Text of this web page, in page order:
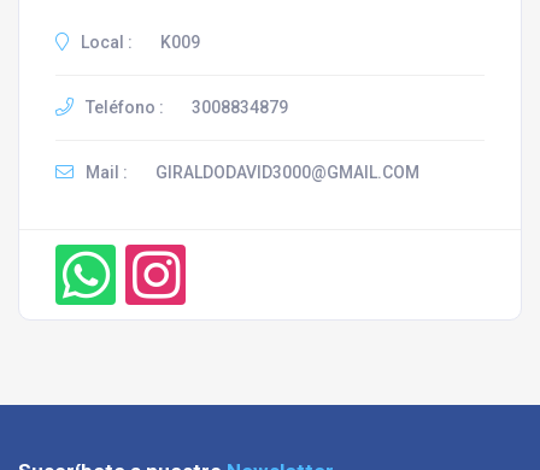
Local : K009
Teléfono : 3008834879
Mail : GIRALDODAVID3000@GMAIL.COM